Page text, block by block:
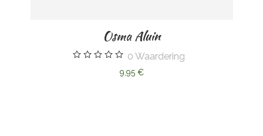
Osma Aluin
0Waardering
9,95 €